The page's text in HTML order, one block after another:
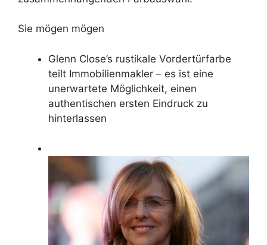
Sie mögen mögen
Glenn Close’s rustikale Vordertürfarbe
teilt Immobilienmakler – es ist eine
unerwartete Möglichkeit, einen
authentischen ersten Eindruck zu
hinterlassen